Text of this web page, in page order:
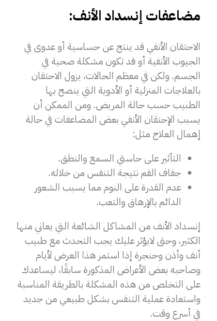
مضاعفات إنسداد الأنف:
الاحتقان الأنفي قد ينتج عن حساسية أو عدوى في
الجيوب الأنفية أو قد تكون مشكلة صحية في
الجسم. ولكن في معظم الحالات، يزول الاحتقان
بالعلاجات المنزلية أو الأدوية التي ينصح بها
الطبيب حسب حالة المريض. ومن الممكن أن
يسبب الإحتقان الأنفي بعض المضاعفات في حالة
إهمال العلاج مثل:
التأثير على حاستي السمع والنطق.
جفاف الفم نتيجة التنفس من خلاله.
عدم القدرة على النوم مما يسبب الشعور
الدائم بالإرهاق والتعب.
إنسداد الأنف من المشاكل الشائعة التي يعاني منها
الكثير، وحتى لايؤثر عليك يجب التحدث مع طبيب
أنف وأذن وحنجرة إذا استمر هذا العرض لأيام
وصاحبه بعض الأعراض المذكورة سابقًا، ليساعدك
على التخلص من هذه المشكلة بالطريقة المناسبة
واستعادة عملية التنفس بشكل طبيعي من جديد
في أسرع وقت.